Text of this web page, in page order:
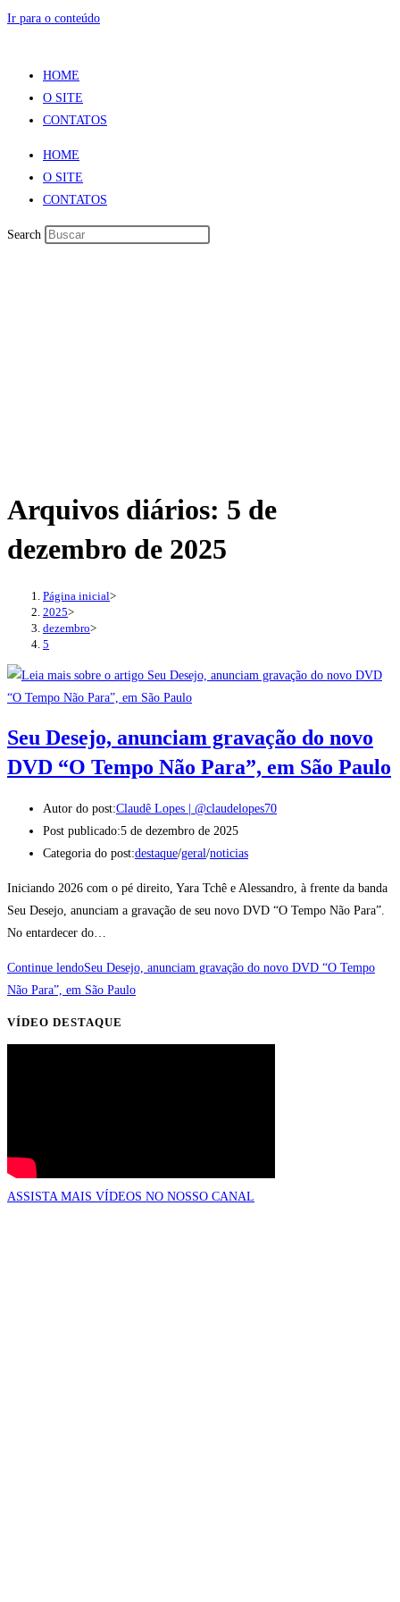
Ir para o conteúdo
HOME
O SITE
CONTATOS
HOME
O SITE
CONTATOS
Search
Arquivos diários: 5 de
dezembro de 2025
Página inicial>
2025>
dezembro>
5
Seu Desejo, anunciam gravação do novo
DVD “O Tempo Não Para”, em São Paulo
Autor do post:Claudê Lopes | @claudelopes70
Post publicado:5 de dezembro de 2025
Categoria do post:destaque/geral/noticias
Iniciando 2026 com o pé direito, Yara Tchê e Alessandro, à frente da banda
Seu Desejo, anunciam a gravação de seu novo DVD “O Tempo Não Para”.
No entardecer do…
Continue lendoSeu Desejo, anunciam gravação do novo DVD “O Tempo
Não Para”, em São Paulo
VÍDEO DESTAQUE
ASSISTA MAIS VÍDEOS NO NOSSO CANAL